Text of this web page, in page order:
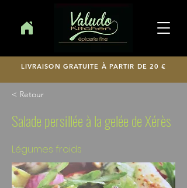
LIVRAISON GRATUITE À PARTIR DE 20 €
< Retour
Salade persillée à la gelée de Xérès
Légumes froids